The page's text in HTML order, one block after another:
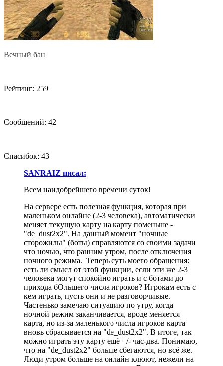
Вечный бан
Рейтинг: 259
Сообщений: 42
Спасибок: 43
SANRAIZ писал:
Всем наидобрейшего времени суток!
На сервере есть полезная функция, которая при
маленьком онлайне (2-3 человека), автоматически
меняет текущую карту на карту поменьше -
"de_dust2x2". На данный момент "ночные
сторожилы" (боты) справляются со своими задачи
что ночью, что ранним утром, после отключения
ночного режима. Теперь суть моего обращения:
есть ли смысл от этой функции, если эти же 2-3
человека могут спокойно играть и с ботами до
прихода бОльшего числа игроков? Игрокам есть с
кем играть, пусть они и не разговорчивые.
Частенько замечаю ситуацию по утру, когда
ночной режим заканчивается, вроде меняется
карта, но из-за маленького числа игроков карта
вновь сбрасывается на "de_dust2x2". В итоге, так
можно играть эту карту ещё +/- час-два. Понимаю,
что на "de_dust2x2" больше сбегаются, но всё же.
Люди утром больше на онлайн клюют, нежели на